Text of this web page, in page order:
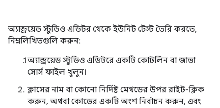
অ্যান্ড্রয়েড স্টুডিও এডিটর থেকে ইউনিট টেস্ট তৈরি করতে,
নিম্নলিখিতগুলি করুন:
অ্যান্ড্রয়েড স্টুডিও এডিটরে একটি কোটলিন বা জাভা
সোর্স ফাইল খুলুন।
ক্লাসের নাম বা কোনো নির্দিষ্ট মেথডের উপর রাইট-ক্লিক
করুন, অথবা কোডের একটি অংশ নির্বাচন করুন, এবং